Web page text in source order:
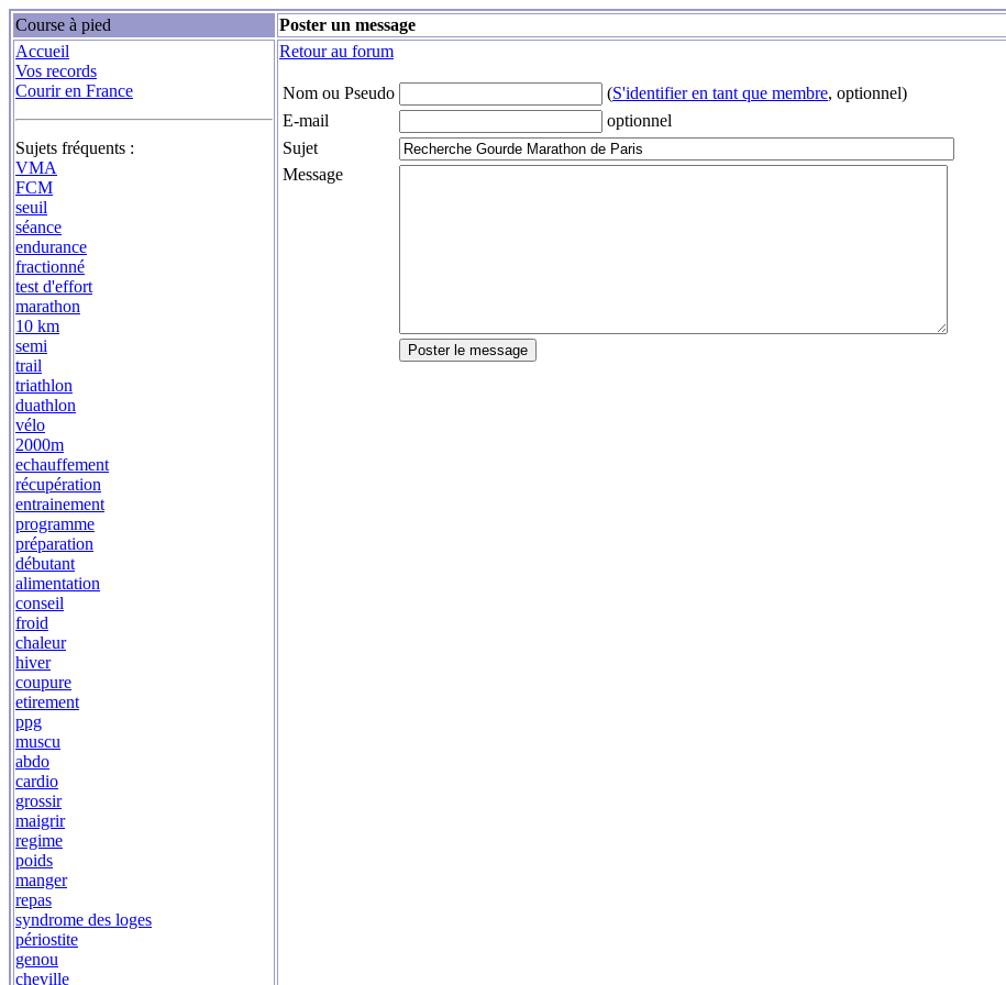
Course à pied
Poster un message
Accueil
Vos records
Courir en France
Sujets fréquents :
VMA
FCM
seuil
séance
endurance
fractionné
test d'effort
marathon
10 km
semi
trail
triathlon
duathlon
vélo
2000m
echauffement
récupération
entrainement
programme
préparation
débutant
alimentation
conseil
froid
chaleur
hiver
coupure
etirement
ppg
muscu
abdo
cardio
grossir
maigrir
regime
poids
manger
repas
syndrome des loges
périostite
genou
cheville
Retour au forum
Nom ou Pseudo (S'identifier en tant que membre, optionnel)
E-mail
optionnel
Sujet
Message